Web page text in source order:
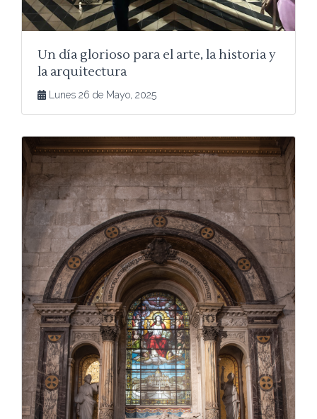
Un día glorioso para el arte, la historia y
la arquitectura
Lunes 26 de Mayo, 2025